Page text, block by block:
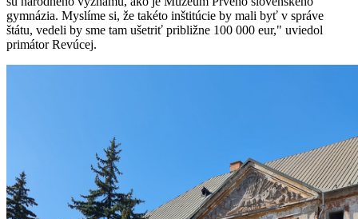
gymnázia. Myslíme si, že takéto inštitúcie by mali byť v správe
štátu, vedeli by sme tam ušetriť približne 100 000 eur," uviedol
primátor Revúcej.